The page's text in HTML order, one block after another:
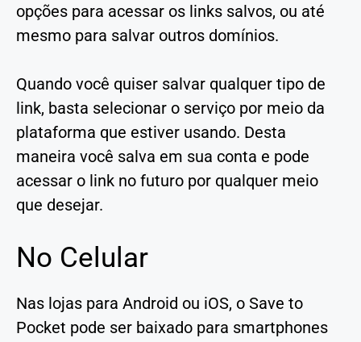
opções para acessar os links salvos, ou até
mesmo para salvar outros domínios.
Quando você quiser salvar qualquer tipo de
link, basta selecionar o serviço por meio da
plataforma que estiver usando. Desta
maneira você salva em sua conta e pode
acessar o link no futuro por qualquer meio
que desejar.
No Celular
Nas lojas para Android ou iOS, o Save to
Pocket pode ser baixado para smartphones